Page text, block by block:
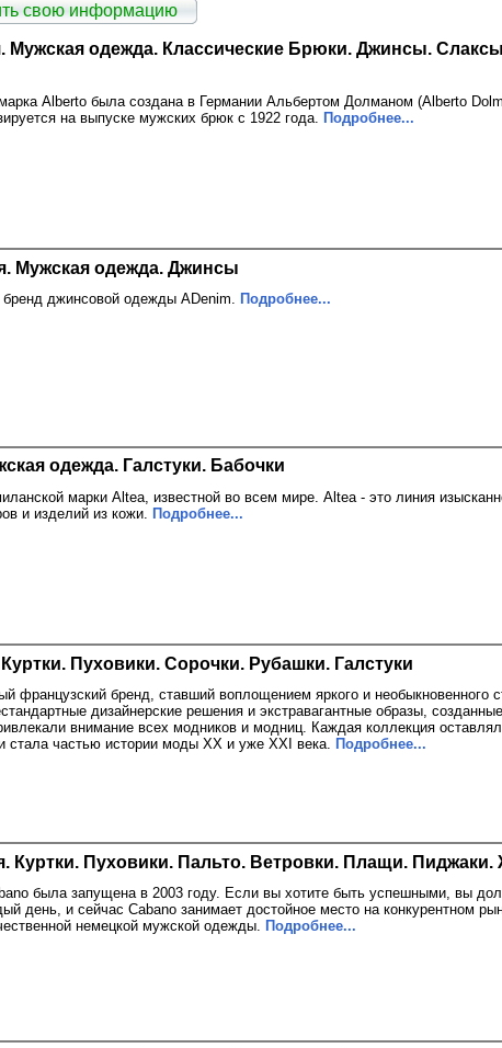
свою информацию
Мужская одежда. Классические Брюки. Джинсы.
Alberto была создана в Германии Альбертом Долманом (Albеrto
на выпуске мужских брюк с 1922 года. Подробнее...
Мужская одежда. Джинсы
бренд джинсовой одежды ADenim. Подробнее...
одежда. Галстуки. Бабочки
марки Altea, известной во всем мире. Altea - это линия
и изделий из кожи.
Подробнее...
Пуховики. Сорочки. Рубашки. Галстуки
французский бренд, ставший воплощением яркого и необыкновенного
дизайнерские решения и экстравагантные образы,
внимание всех модников и модниц. Каждая коллекция
стала частью истории моды XX и уже XXI века. Подробнее...
Куртки. Пуховики. Пальто. Ветровки. Плащи.
была запущена в 2003 году. Если вы хотите быть успешными, вы
день, и сейчас Cabano занимает достойное место на конкурентном
немецкой мужской одежды.
Подробнее...